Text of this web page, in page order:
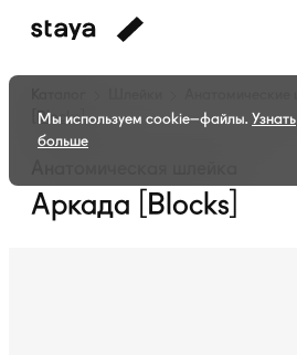
[Blocks]
Аркада [Blocks]
Мы используем cookie–файлы. Узнать
больше